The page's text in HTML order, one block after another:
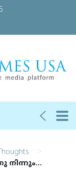
>
നിന്നും…